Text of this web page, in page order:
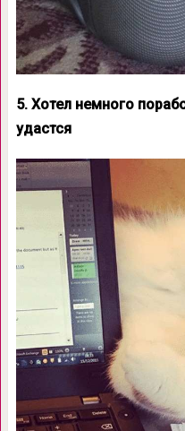
5. Хотел немного
удастся